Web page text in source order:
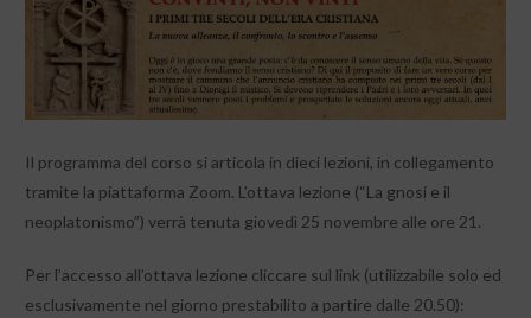
Il programma del corso si articola in dieci lezioni, in collegamento
tramite la piattaforma Zoom. L’ottava lezione (“La gnosi e il
neoplatonismo”) verrà tenuta giovedì 25 novembre alle ore 21.
Per l’accesso all’ottava lezione cliccare sul link (utilizzabile solo ed
esclusivamente nel giorno prestabilito a partire dalle 20.50):